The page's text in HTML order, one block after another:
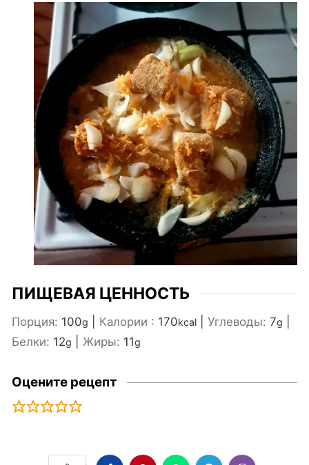
ПИЩЕВАЯ ЦЕННОСТЬ
Порция: 100g Калории : 170kcal Углеводы: 7g
Белки: 12g Жиры: 11g
Оцените рецепт